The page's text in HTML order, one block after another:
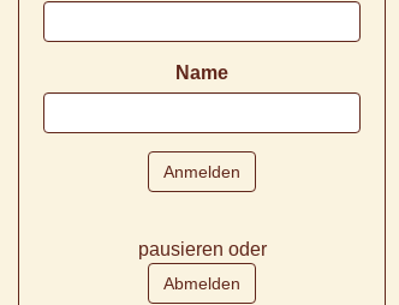
Name
pausieren oder